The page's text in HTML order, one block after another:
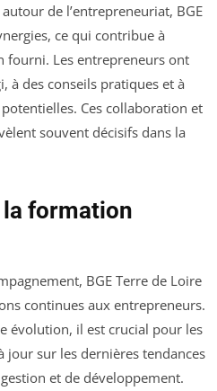
de l’entrepreneuriat, BGE
ce qui contribue à
fourni. Les entrepreneurs ont
à des conseils pratiques et à
Ces collaboration et
souvent décisifs dans la
la formation
BGE Terre de Loire
continues aux entrepreneurs.
évolution, il est crucial pour les
jour sur les dernières tendances
et de développement.